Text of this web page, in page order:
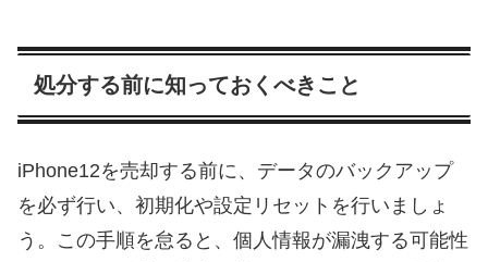
処分する前に知っておくべきこと
iPhone12を売却する前に、データのバックアップ
を必ず行い、初期化や設定リセットを行いましょ
う。この手順を怠ると、個人情報が漏洩する可能性